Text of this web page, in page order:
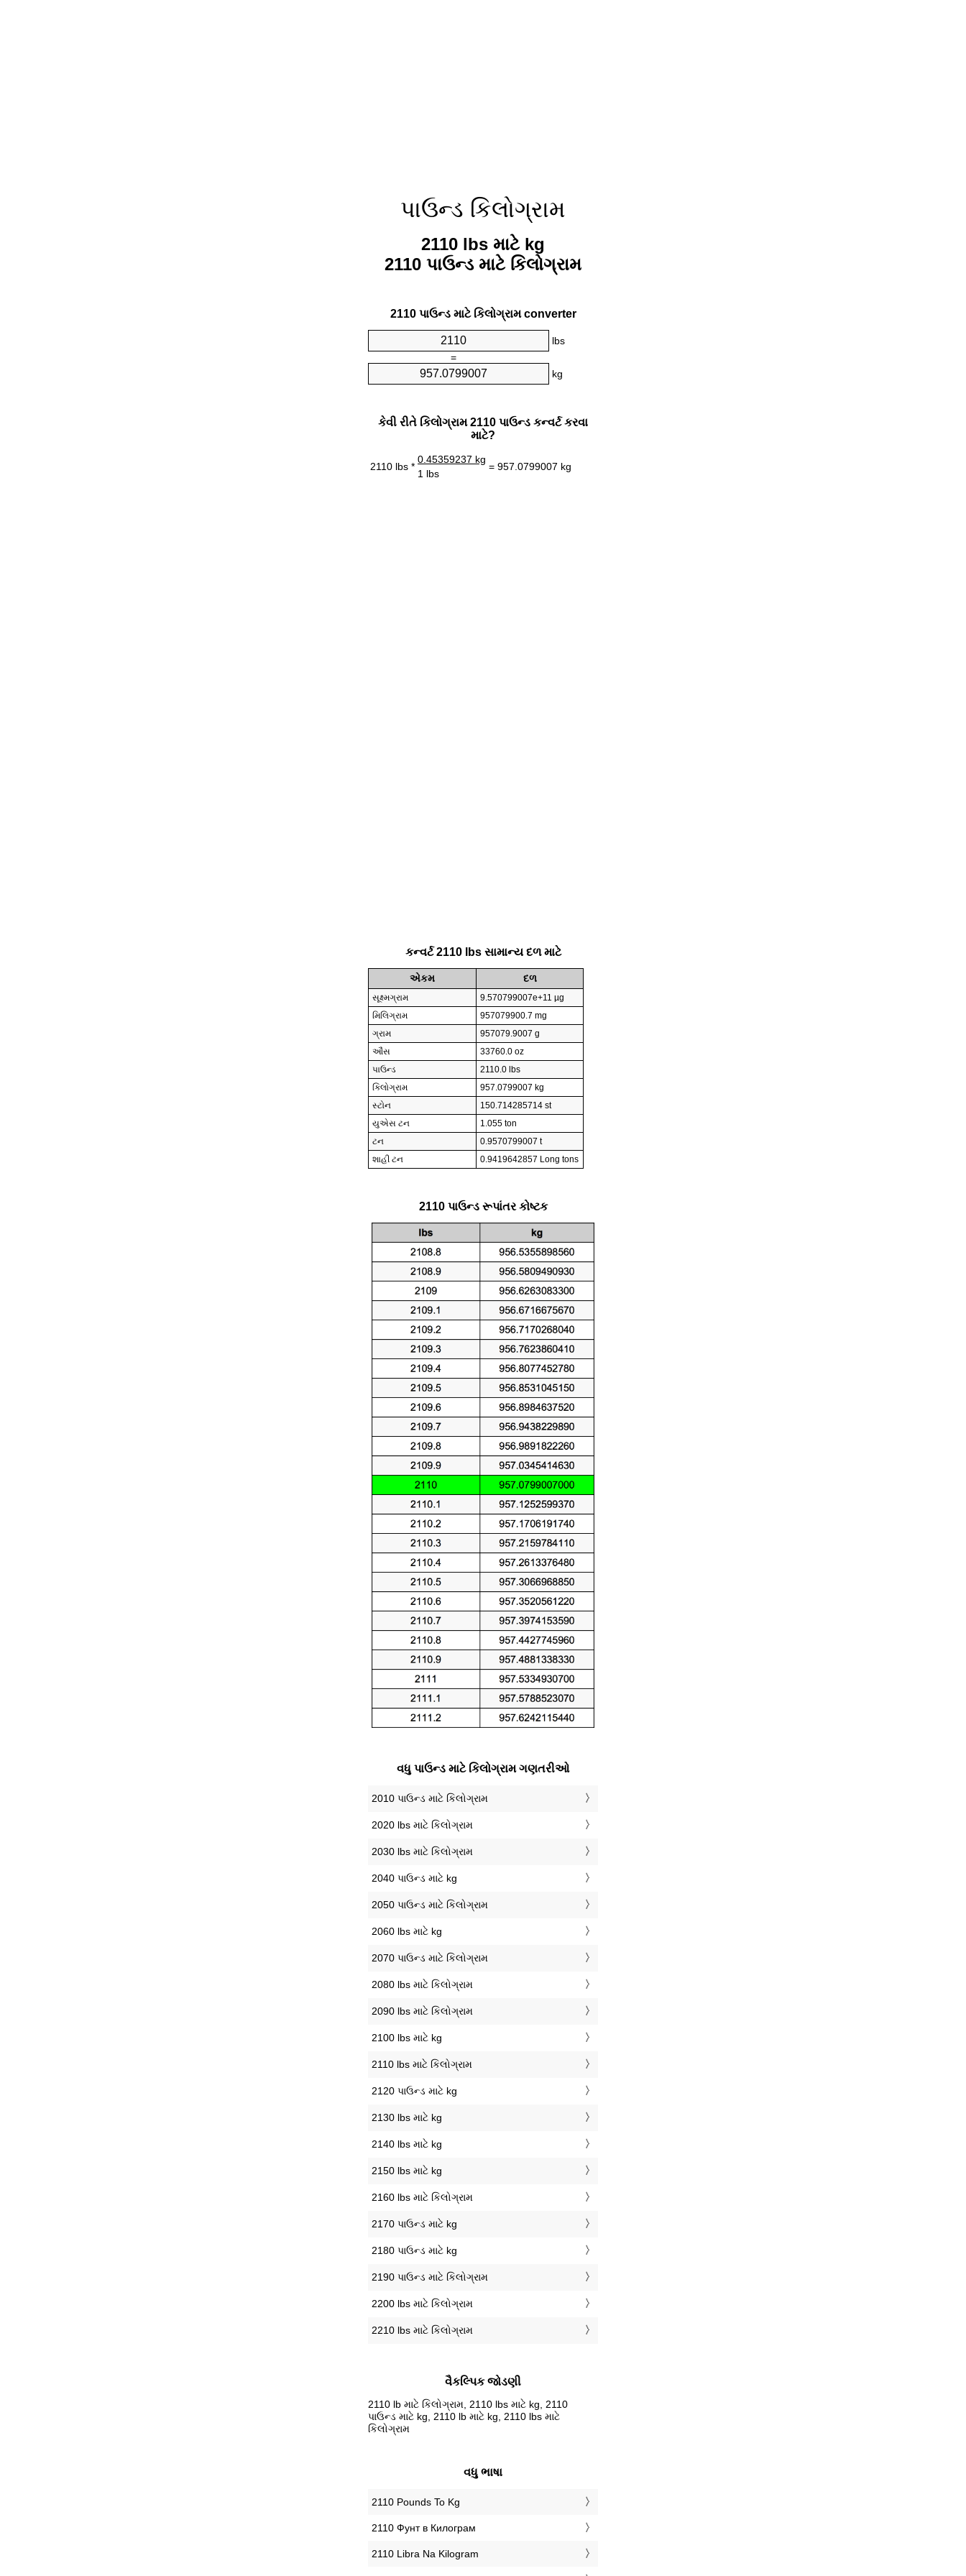
પાઉન્ડ કિલોગ્રામ
2110 lbs માટે kg
2110 પાઉન્ડ માટે કિલોગ્રામ
2110 પાઉન્ડ માટે કિલોગ્રામ converter
lbs
=
kg
કેવી રીતે કિલોગ્રામ 2110 પાઉન્ડ કન્વર્ટ કરવા
માટે?
2110 lbs *
0.45359237 kg
= 957.0799007 kg
1 lbs
કન્વર્ટ 2110 lbs સામાન્ય દળ માટે
એકમ દળ
સૂક્ષ્મગ્રામ
9.570799007e+11 µg
મિલિગ્રામ
957079900.7 mg
ગ્રામ
957079.9007 g
ઔંસ
33760.0 oz
પાઉન્ડ
2110.0 lbs
કિલોગ્રામ
957.0799007 kg
સ્ટોન
150.714285714 st
યુએસ ટન
1.055 ton
ટન
0.9570799007 t
શાહી ટન
0.9419642857 Long tons
2110 પાઉન્ડ રૂપાંતર કોષ્ટક
વધુ પાઉન્ડ માટે કિલોગ્રામ ગણતરીઓ
2010 પાઉન્ડ માટે કિલોગ્રામ
2020 lbs માટે કિલોગ્રામ
2030 lbs માટે કિલોગ્રામ
2040 પાઉન્ડ માટે kg
2050 પાઉન્ડ માટે કિલોગ્રામ
2060 lbs માટે kg
2070 પાઉન્ડ માટે કિલોગ્રામ
2080 lbs માટે કિલોગ્રામ
2090 lbs માટે કિલોગ્રામ
2100 lbs માટે kg
2110 lbs માટે કિલોગ્રામ
2120 પાઉન્ડ માટે kg
2130 lbs માટે kg
2140 lbs માટે kg
2150 lbs માટે kg
2160 lbs માટે કિલોગ્રામ
2170 પાઉન્ડ માટે kg
2180 પાઉન્ડ માટે kg
2190 પાઉન્ડ માટે કિલોગ્રામ
2200 lbs માટે કિલોગ્રામ
2210 lbs માટે કિલોગ્રામ
વૈકલ્પિક જોડણી
2110 lb માટે કિલોગ્રામ, 2110 lbs માટે kg, 2110
પાઉન્ડ માટે kg, 2110 lb માટે kg, 2110 lbs માટે
કિલોગ્રામ
વધુ ભાષા
‎2110 Pounds To Kg
‎2110 Фунт в Килограм
‎2110 Libra Na Kilogram